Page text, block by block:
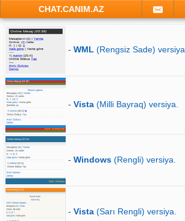
CHAT.CANIM.AZ
- WML (Rengsiz Sade) versiya.
- Vista (Milli Bayraq) versiya.
- Windows (Rengli) versiya.
- Vista (Sarı Rengli) versiya.